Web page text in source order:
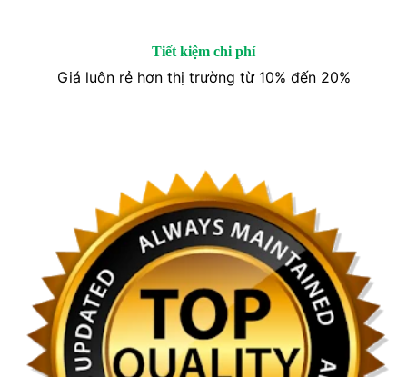
Tiết kiệm chi phí
Giá luôn rẻ hơn thị trường từ 10% đến 20%